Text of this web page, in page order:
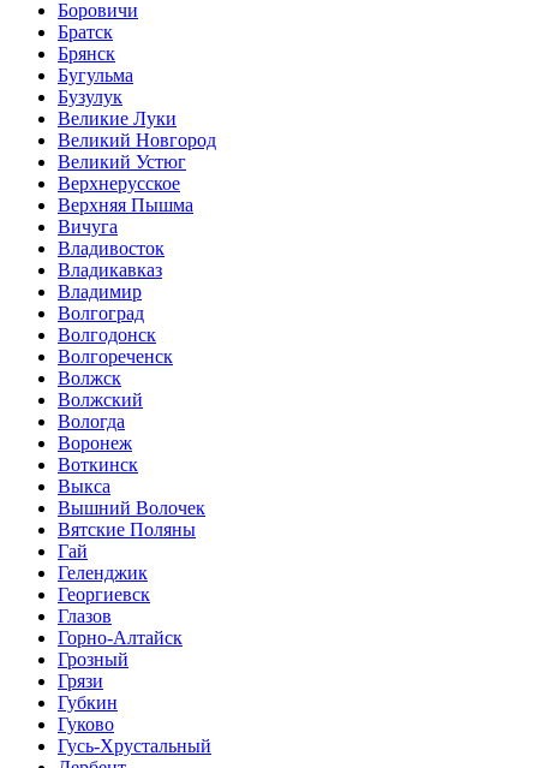
Боровичи
Братск
Брянск
Бугульма
Бузулук
Великие Луки
Великий Новгород
Великий Устюг
Верхнерусское
Верхняя Пышма
Вичуга
Владивосток
Владикавказ
Владимир
Волгоград
Волгодонск
Волгореченск
Волжск
Волжский
Вологда
Воронеж
Воткинск
Выкса
Вышний Волочек
Вятские Поляны
Гай
Геленджик
Георгиевск
Глазов
Горно-Алтайск
Грозный
Грязи
Губкин
Гуково
Гусь-Хрустальный